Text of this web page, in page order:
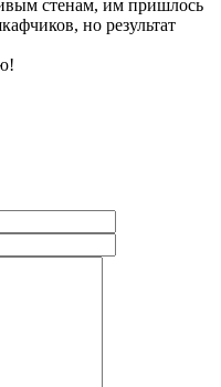
стенам, им пришлось
но результат